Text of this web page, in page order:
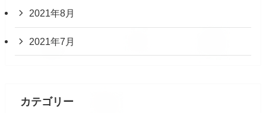
2021年8月
2021年7月
カテゴリー